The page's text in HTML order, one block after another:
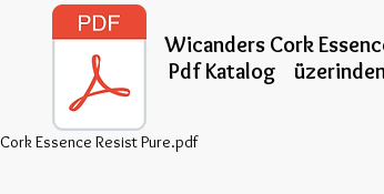
Cork Essence Resist Pure.pdf
Wicanders Cork
Pdf Katalog